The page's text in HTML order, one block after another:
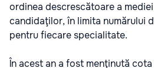
ordinea descrescătoare a
candidaţilor, în limita numărului
pentru fiecare specialitate.
În acest an a fost menţinută cota